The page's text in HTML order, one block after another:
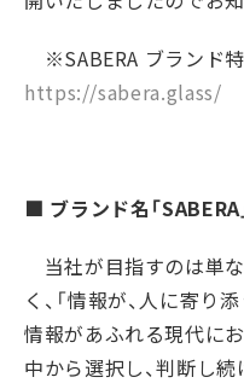
※SABERA ブランド
https://sabera.glass/
■ ブランド名「SABERA
当社が目指すのは単
く、「情報が、人に寄り
情報があふれる現代に
中から選択し、判断し